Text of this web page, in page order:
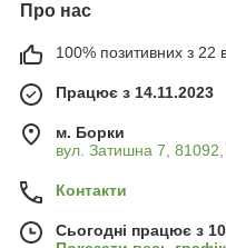
Про нас
100% позитивних з 22
Працює з 14.11.2023
м. Борки
вул. Затишна 7, 81092,
Контакти
Сьогодні працює з